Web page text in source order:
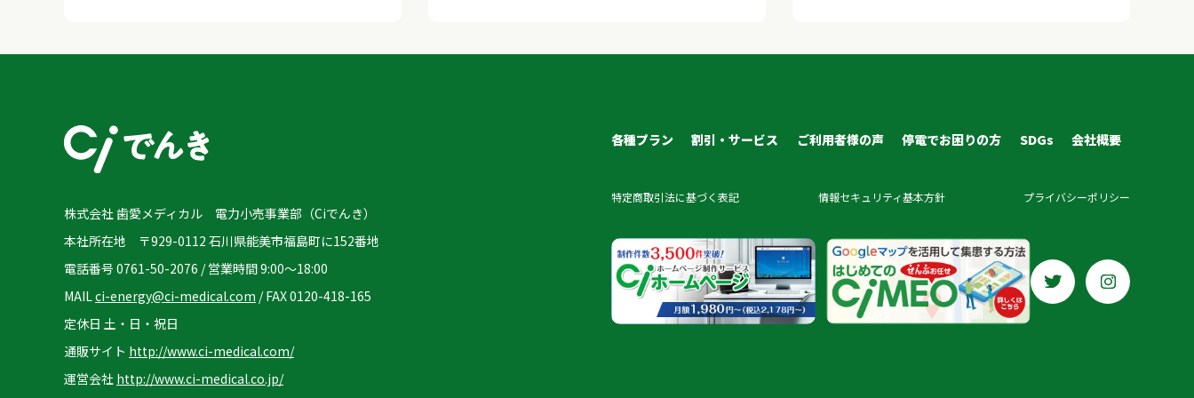
株式会社 歯愛メディカル 電力小売事業部（Ciでんき）
本社所在地 〒929-0112 石川県能美市福島町に152番地
電話番号 0761-50-2076 / 営業時間 9:00～18:00
MAIL ci-energy@ci-medical.com / FAX 0120-418-165
定休日 土・日・祝日
通販サイト http://www.ci-medical.com/
運営会社 http://www.ci-medical.co.jp/
各種プラン 割引・サービス ご利用者様の声 停電でお困りの方 SDGs 会社概要
特定商取引法に基づく表記 情報セキュリティ基本方針 プライバシーポリシー